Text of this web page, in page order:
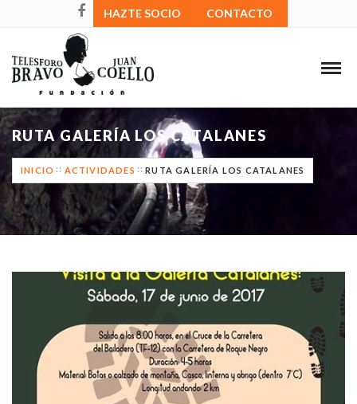
HAZTE SOCIO CONTACTO
RUTA GALERÍA LOS CATALANES
INICIO ACTIVIDADES RUTA GALERÍA LOS CATALANES